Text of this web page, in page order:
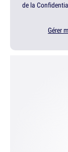
de la
Gérer